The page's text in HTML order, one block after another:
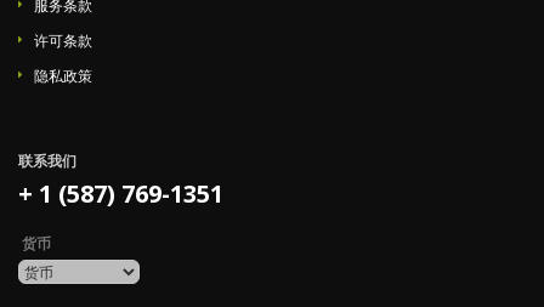
服务条款
许可条款
隐私政策
联系我们
+ 1 (587) 769-1351
货币